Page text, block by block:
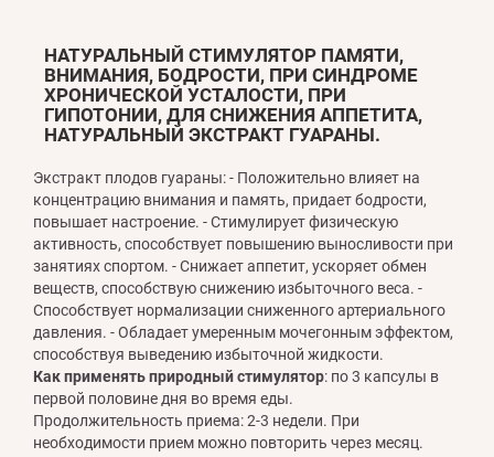
НАТУРАЛЬНЫЙ СТИМУЛЯТОР ПАМЯТИ,
ВНИМАНИЯ, БОДРОСТИ, ПРИ СИНДРОМЕ
ХРОНИЧЕСКОЙ УСТАЛОСТИ, ПРИ
ГИПОТОНИИ, ДЛЯ СНИЖЕНИЯ АППЕТИТА,
НАТУРАЛЬНЫЙ ЭКСТРАКТ ГУАРАНЫ.
Экстракт плодов гуараны: - Положительно влияет на
концентрацию внимания и память, придает бодрости,
повышает настроение. - Стимулирует физическую
активность, способствует повышению выносливости при
занятиях спортом. - Снижает аппетит, ускоряет обмен
веществ, способствую снижению избыточного веса. -
Способствует нормализации сниженного артериального
давления. - Обладает умеренным мочегонным эффектом,
способствуя выведению избыточной жидкости.
Как применять природный стимулятор: по 3 капсулы в
первой половине дня во время еды.
Продолжительность приема: 2-3 недели. При
необходимости прием можно повторить через месяц.